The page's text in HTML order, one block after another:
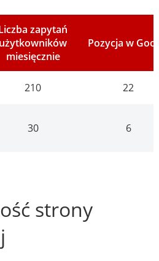
zapytań
użytkowników
miesięcznie
Pozycja w
210 22
30 6
strony